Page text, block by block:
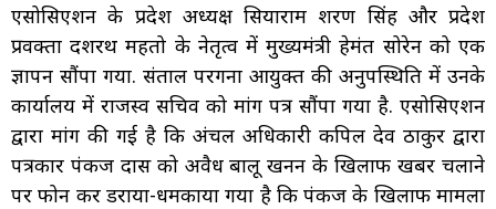
एसोसिएशन के प्रदेश अध्यक्ष सियाराम शरण सिंह और प्रदेश
प्रवक्ता दशरथ महतो के नेतृत्व में मुख्यमंत्री हेमंत सोरेन को एक
ज्ञापन सौंपा गया. संताल परगना आयुक्त की अनुपस्थिति में उनके
कार्यालय में राजस्व सचिव को मांग पत्र सौंपा गया है. एसोसिएशन
द्वारा मांग की गई है कि अंचल अधिकारी कपिल देव ठाकुर द्वारा
पत्रकार पंकज दास को अवैध बालू खनन के खिलाफ खबर चलाने
पर फोन कर डराया-धमकाया गया है कि पंकज के खिलाफ मामला